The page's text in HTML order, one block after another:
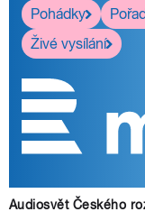
Pohádky
Živé vysílání
Audiosvět Českého